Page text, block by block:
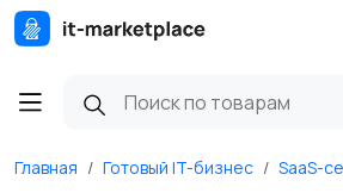
Главная Готовый IT-бизнес SaaS-